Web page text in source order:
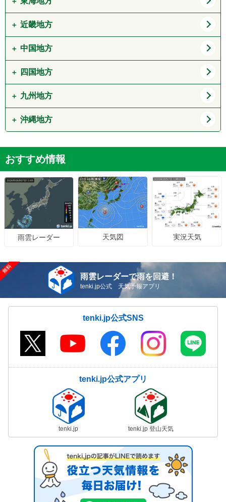
茨城県
群馬県
長野県
石川県
愛知県
静岡県
近畿地方
大阪府
京都府
奈良県
中国地方
鳥取県
岡山県
山口県
四国地方
徳島県
愛媛県
九州地方
福岡県
大分県
鹿児島県
沖縄地方
おすすめ情報
雨雲レーダー 天気図 実況天気
雨雲レーダーで雨を回避！
tenki.jp公式 天気予報アプリ
tenki.jp公式SNS
tenki.jp公式アプリ
tenki.jp tenki.jp 登山天気